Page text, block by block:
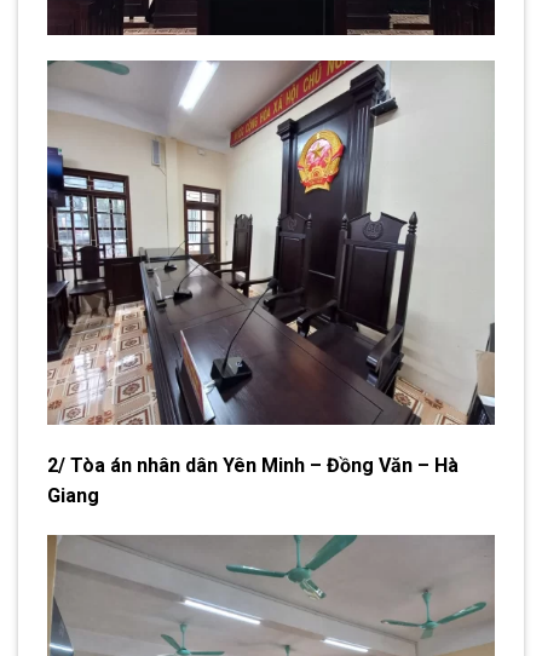
2/ Tòa án nhân dân Yên Minh – Đồng Văn – Hà
Giang